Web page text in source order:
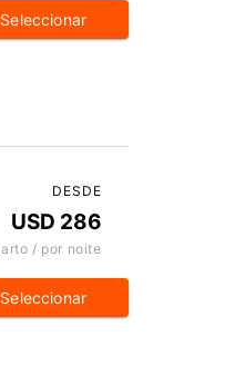
Seleccionar
DESDE
USD 286
/ por noite
Seleccionar